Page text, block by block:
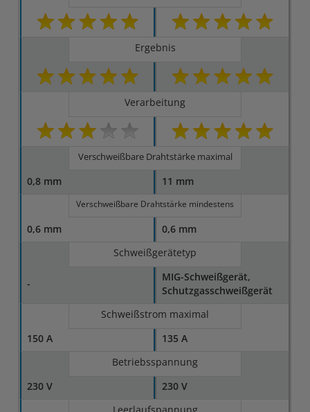
Ergebnis
Verarbeitung
Verschweißbare Drahtstärke maximal
0,8 mm 11 mm
Verschweißbare Drahtstärke mindestens
0,6 mm
0,6 mm
Schweißgerätetyp
-
MIG-Schweißgerät,
Schutzgasschweißgerät
Schweißstrom maximal
150 A
135 A
Betriebsspannung
230 V
230 V